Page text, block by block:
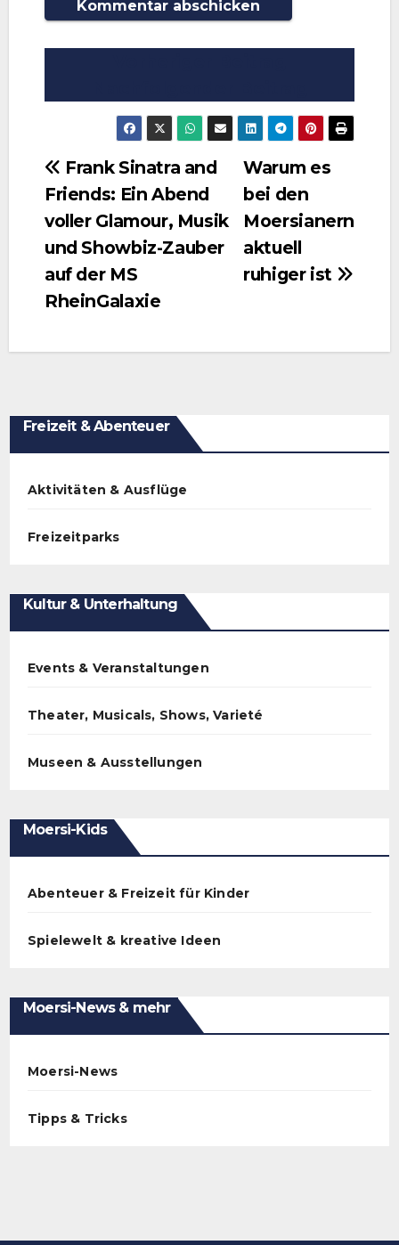
Beitragsnavigation
Warum es
bei den
Moersianern
aktuell
ruhiger ist
Frank Sinatra and
Friends: Ein Abend
voller Glamour, Musik
und Showbiz-Zauber
auf der MS
RheinGalaxie
Freizeit & Abenteuer
Aktivitäten & Ausflüge
Freizeitparks
Kultur & Unterhaltung
Events & Veranstaltungen
Theater, Musicals, Shows, Varieté
Museen & Ausstellungen
Moersi-Kids
Abenteuer & Freizeit für Kinder
Spielewelt & kreative Ideen
Moersi-News & mehr
Moersi-News
Tipps & Tricks